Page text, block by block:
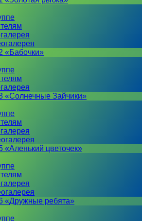
«Бабочки»
«Солнечные Зайчики»
«Аленький цветочек»
«Дружные ребята»